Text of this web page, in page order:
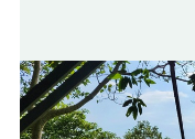
brune
bonne poutine
plusieurs